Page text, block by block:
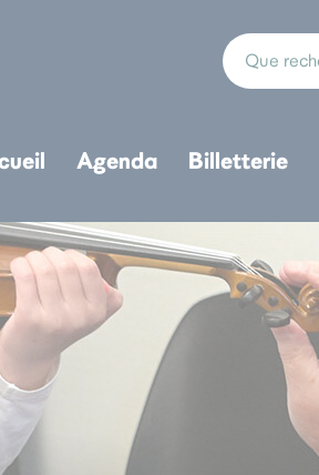
Agenda Billetterie